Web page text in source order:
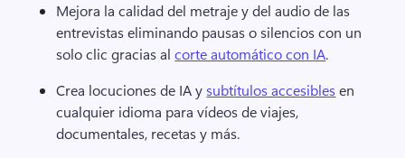
Mejora la calidad del metraje y del audio de las
entrevistas eliminando pausas o silencios con un
solo clic gracias al corte automático con IA.
Crea locuciones de IA y subtítulos accesibles en
cualquier idioma para vídeos de viajes,
documentales, recetas y más.